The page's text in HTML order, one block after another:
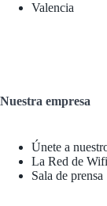
Valencia
Nuestra empresa
Únete a
La Red de
Sala de prensa